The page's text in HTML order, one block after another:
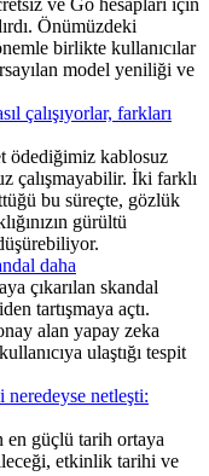
ve Go hesapları için
Önümüzdeki
birlikte kullanıcılar
model yeniliği ve
çalışıyorlar, farkları
ödediğimiz kablosuz
çalışmayabilir. İki farklı
bu süreçte, gözlük
gürültü
daha
çıkarılan skandal
tartışmaya açtı.
alan yapay zeka
ulaştığı tespit
neredeyse netleşti:
güçlü tarih ortaya
etkinlik tarihi ve